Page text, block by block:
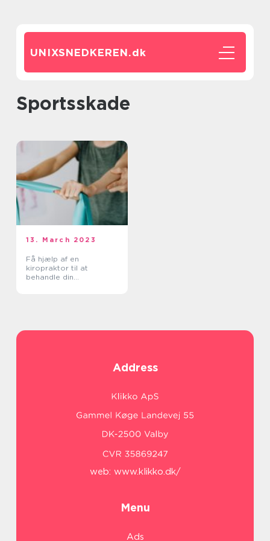
UNIXSNEDKEREN.dk
sportsskade
13. March 2023
Få hjælp af en
kiropraktor til at
behandle din
Address
web: www.klikko.dk/
Menu
Ads